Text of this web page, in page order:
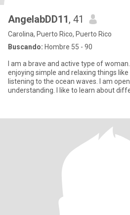
AngelabDD11, 41
Carolina, Puerto Rico, Puerto Rico
Buscando: Hombre 55 - 90
I am a brave and active type of
enjoying simple and relaxing things
listening to the ocean waves. I am
understanding. I like to learn about